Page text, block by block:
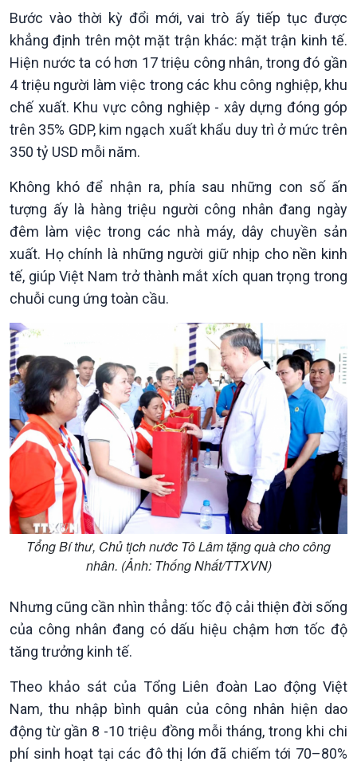
Chính trị
Tin Chính trị
Chính phủ với người dân
Quốc hội với cử tri
Xây dựng đảng
Đảng trong cuộc sống
Nhận diện sự thật
Pháp luật và đời sống
Thế giới
Tin thế giới
Vấn đề quốc tế
Hồ sơ sự kiện quốc tế
Thế giới & Việt Nam
Biên cương - Một dải vững
Kinh tế
Tin Kinh tế
Trước giờ mở cửa
Sức sống hàng Việt
Khởi nghiệp
Tuyên chiến với gian lận
thương mại
Nông nghiệp & Biển đảo
Tin Nông nghiệp & Biển
Biển đảo Việt Nam
Tâm tình biên giới và hải
đảo
Tìm hiểu biển, đảo Việt
Bước vào thời kỳ đổi mới, vai trò ấy tiếp tục được
khẳng định trên một mặt trận khác: mặt trận kinh tế.
Hiện nước ta có hơn 17 triệu công nhân, trong đó gần
4 triệu người làm việc trong các khu công nghiệp, khu
chế xuất. Khu vực công nghiệp - xây dựng đóng góp
trên 35% GDP, kim ngạch xuất khẩu duy trì ở mức trên
350 tỷ USD mỗi năm.
Không khó để nhận ra, phía sau những con số ấn
tượng ấy là hàng triệu người công nhân đang ngày
đêm làm việc trong các nhà máy, dây chuyền sản
xuất. Họ chính là những người giữ nhịp cho nền kinh
tế, giúp Việt Nam trở thành mắt xích quan trọng trong
chuỗi cung ứng toàn cầu.
Tổng Bí thư, Chủ tịch nước Tô Lâm tặng quà cho công
nhân. (Ảnh: Thống Nhất/TTXVN)
Nhưng cũng cần nhìn thẳng: tốc độ cải thiện đời sống
của công nhân đang có dấu hiệu chậm hơn tốc độ
tăng trưởng kinh tế.
Theo khảo sát của Tổng Liên đoàn Lao động Việt
Nam, thu nhập bình quân của công nhân hiện dao
động từ gần 8 -10 triệu đồng mỗi tháng, trong khi chi
phí sinh hoạt tại các đô thị lớn đã chiếm tới 70–80%